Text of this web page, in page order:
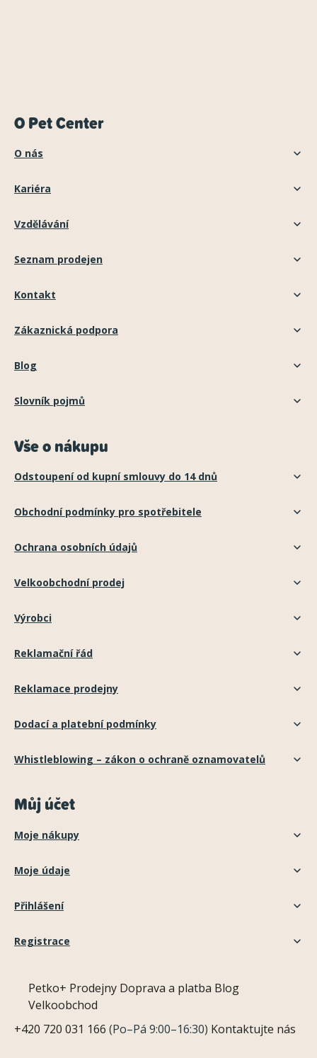
O Pet Center
O nás
Kariéra
Vzdělávání
Seznam prodejen
Kontakt
Zákaznická podpora
Blog
Slovník pojmů
Vše o nákupu
Odstoupení od kupní smlouvy do 14 dnů
Obchodní podmínky pro spotřebitele
Ochrana osobních údajů
Velkoobchodní prodej
Výrobci
Reklamační řád
Reklamace prodejny
Dodací a platební podmínky
Whistleblowing – zákon o ochraně oznamovatelů
Můj účet
Moje nákupy
Moje údaje
Přihlášení
Registrace
Petko+ Prodejny Doprava a platba Blog
Velkoobchod
+420 720 031 166 (Po–Pá 9:00–16:30) Kontaktujte nás